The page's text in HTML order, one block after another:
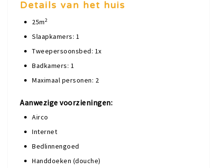
Details van het huis
25m2
Slaapkamers: 1
Tweepersoonsbed: 1x
Badkamers: 1
Maximaal personen: 2
Aanwezige voorzieningen:
Airco
Internet
Bedlinnengoed
Handdoeken (douche)